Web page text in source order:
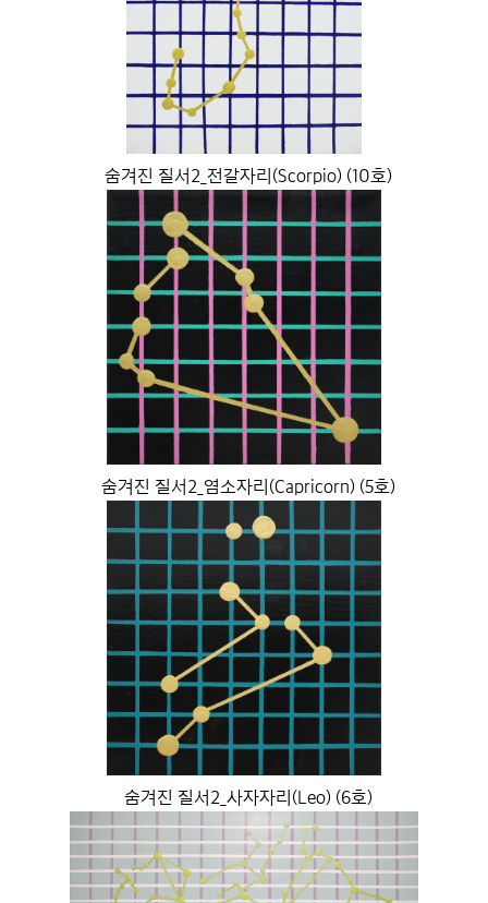
숨겨진 질서2_전갈자리(Scorpio) (10호)
숨겨진 질서2_염소자리(Capricorn) (5호)
숨겨진 질서2_사자자리(Leo) (6호)